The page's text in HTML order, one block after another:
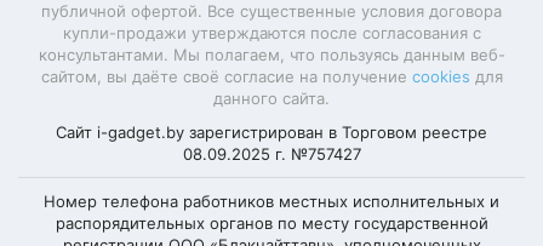
публичной офертой. Все существенные условия договора
купли-продажи утверждаются после согласования с
консультантами. Мы полагаем, что пользуясь данным веб-
сайтом, вы даёте своё согласие на получение cookies для
данного сайта.
Сайт i-gadget.by зарегистрирован в Торговом реестре
08.09.2025 г. №757427
Номер телефона работников местных исполнительных и
распорядительных органов по месту государственной